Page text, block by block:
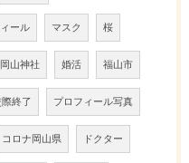
ール マスク 桜
岡山神社 婚活 福山市
際終了 プロフィール写真
コロナ岡山県 ドクター